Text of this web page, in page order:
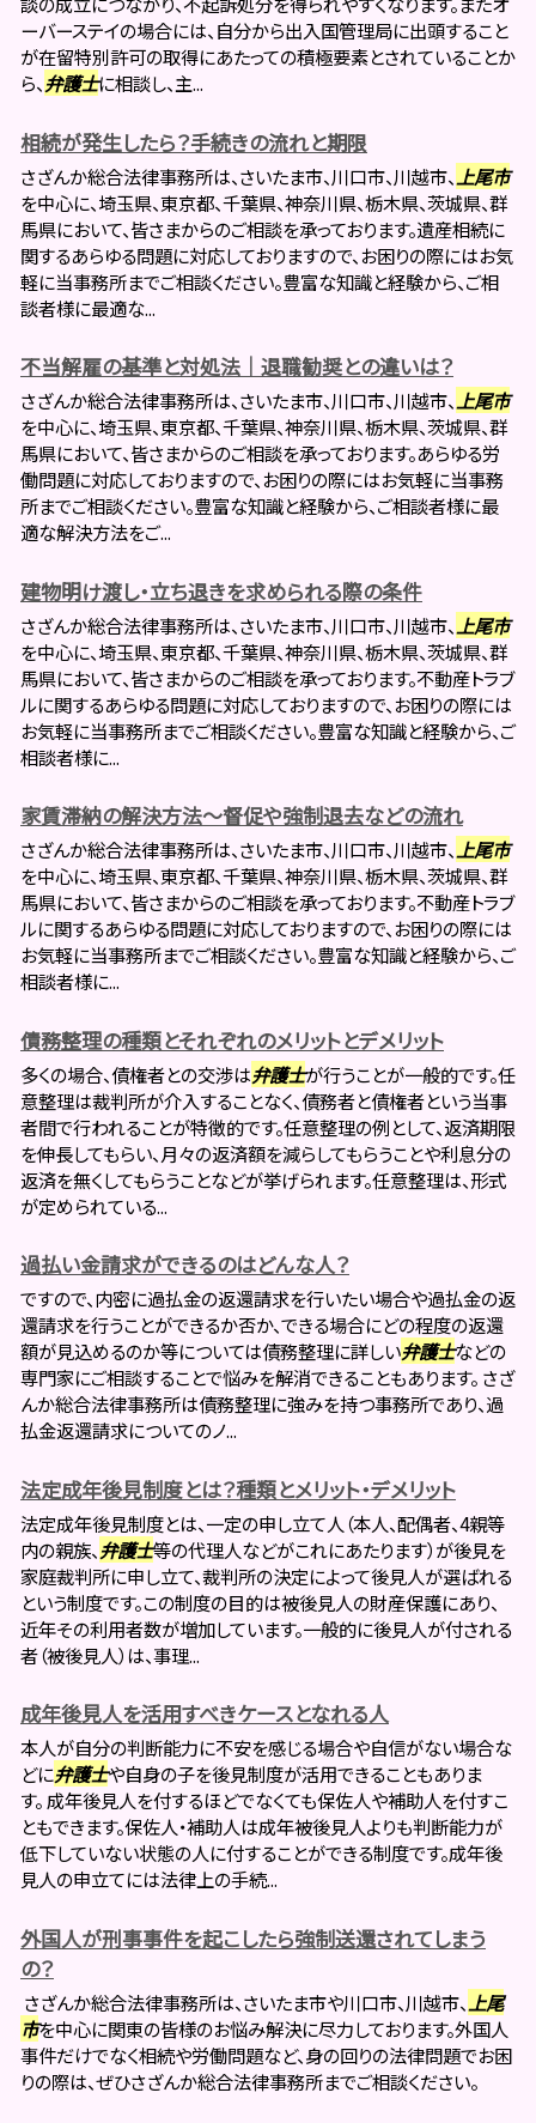
ーバーステイの場合には、自分から出入国管理局に出頭すること
が在留特別許可の取得にあたっての積極要素とされていることか
ら、 弁護士に相談し、主...
相続が発生したら？手続きの流れと期限
さざんか総合法律事務所は、さいたま市、川口市、川越市、上尾市
を中心に、埼玉県、東京都、千葉県、神奈川県、栃木県、茨城県、群
馬県において、皆さまからのご相談を承っております。遺産相続に
関するあらゆる問題に対応しておりますので、お困りの際にはお気
軽に当事務所までご相談ください。豊富な知識と経験から、ご相
談者様に最適な...
不当解雇の基準と対処法｜退職勧奨との違いは？
さざんか総合法律事務所は、さいたま市、川口市、川越市、上尾市
を中心に、埼玉県、東京都、千葉県、神奈川県、栃木県、茨城県、群
馬県において、皆さまからのご相談を承っております。あらゆる労
働問題に対応しておりますので、お困りの際にはお気軽に当事務
所までご相談ください。豊富な知識と経験から、ご相談者様に最
適な解決方法をご...
建物明け渡し・立ち退きを求められる際の条件
さざんか総合法律事務所は、さいたま市、川口市、川越市、上尾市
を中心に、埼玉県、東京都、千葉県、神奈川県、栃木県、茨城県、群
馬県において、皆さまからのご相談を承っております。不動産トラブ
ルに関するあらゆる問題に対応しておりますので、お困りの際には
お気軽に当事務所までご相談ください。豊富な知識と経験から、ご
相談者様に...
家賃滞納の解決方法～督促や強制退去などの流れ
さざんか総合法律事務所は、さいたま市、川口市、川越市、上尾市
を中心に、埼玉県、東京都、千葉県、神奈川県、栃木県、茨城県、群
馬県において、皆さまからのご相談を承っております。不動産トラブ
ルに関するあらゆる問題に対応しておりますので、お困りの際には
お気軽に当事務所までご相談ください。豊富な知識と経験から、ご
相談者様に...
債務整理の種類とそれぞれのメリットとデメリット
多くの場合、債権者との交渉は弁護士が行うことが一般的です。任
意整理は裁判所が介入することなく、債務者と債権者という当事
者間で行われることが特徴的です。任意整理の例として、返済期限
を伸長してもらい、月々の返済額を減らしてもらうことや利息分の
返済を無くしてもらうことなどが挙げられます。任意整理は、形式
が定められている...
過払い金請求ができるのはどんな人？
ですので、内密に過払金の返還請求を行いたい場合や過払金の返
還請求を行うことができるか否か、できる場合にどの程度の返還
額が見込めるのか等については債務整理に詳しい弁護士などの
専門家にご相談することで悩みを解消できることもあります。 さざ
んか総合法律事務所は債務整理に強みを持つ事務所であり、過
払金返還請求についてのノ...
法定成年後見制度とは？種類とメリット・デメリット
法定成年後見制度とは、一定の申し立て人（本人、配偶者、4親等
内の親族、 弁護士等の代理人などがこれにあたります）が後見を
家庭裁判所に申し立て、裁判所の決定によって後見人が選ばれる
という制度です。この制度の目的は被後見人の財産保護にあり、
近年その利用者数が増加しています。一般的に後見人が付される
者（被後見人）は、事理...
成年後見人を活用すべきケースとなれる人
本人が自分の判断能力に不安を感じる場合や自信がない場合な
どに弁護士や自身の子を後見制度が活用できることもありま
す。 成年後見人を付するほどでなくても保佐人や補助人を付すこ
ともできます。保佐人・補助人は成年被後見人よりも判断能力が
低下していない状態の人に付することができる制度です。成年後
見人の申立てには法律上の手続...
外国人が刑事事件を起こしたら強制送還されてしまう
の？
さざんか総合法律事務所は、さいたま市や川口市、川越市、上尾
市を中心に関東の皆様のお悩み解決に尽力しております。外国人
事件だけでなく相続や労働問題など、身の回りの法律問題でお困
りの際は、ぜひさざんか総合法律事務所までご相談ください。